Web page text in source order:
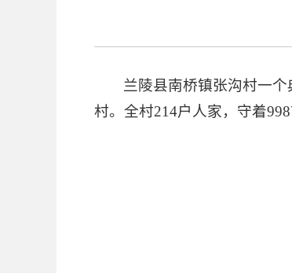
兰陵县南桥镇张沟村一
村。全村214户人家，守着